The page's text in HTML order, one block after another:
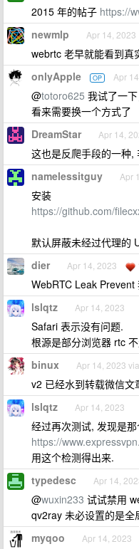
2015 年的帖子 https://
newmlp Apr 14, 2023
webrtc 老早就能看到真
onlyApple OP Apr
@totoro625 我试了一
看来需要换一个方式了
DreamStar Apr 14,
这也是反爬手段的一种,
namelessitguy Apr
安装
https://github.com/
默认屏蔽未经过代理的
dier Apr 14, 2023
WebRTC Leak Prevent
lslqtz Apr 14, 2023
Safari 表示没有问题.
根源是部分浏览器 rtc
binux Apr 14, 2023
v2 已经水到转载微信文
lslqtz Apr 14, 2023
经过再次测试, 发现是
https://
用这个检测得出来.
typedesc Apr 14,
@wuxin233 试试禁用
qv2ray 未必设置的是全
myqoo Apr 14, 2023